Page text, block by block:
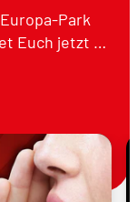
Park
Euch jetzt …